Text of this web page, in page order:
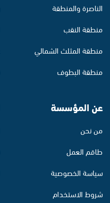
الناصرة والمنطقة
منطقة النقب
منطقة المثلث الشمالي
منطقة البطوف
عن المؤسسة
من نحن
طاقم العمل
سياسة الخصوصية
شروط الاستخدام